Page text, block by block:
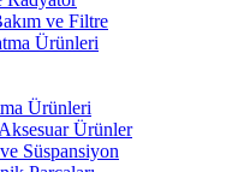
ve Filtre
Ürünleri
Ürünleri
Ürünler
Süspansiyon